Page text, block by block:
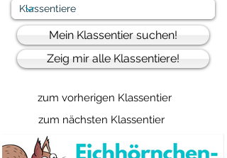
Mein Klassentier suchen!
Zeig mir alle Klassentiere!
zum vorherigen Klassentier
zum nächsten Klassentier